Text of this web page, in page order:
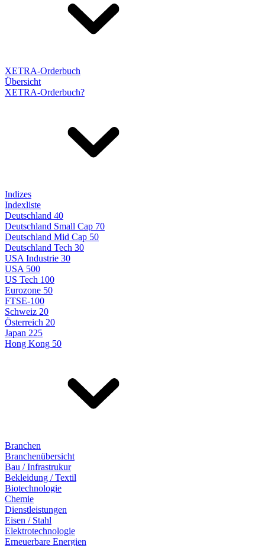
XETRA-Orderbuch
Übersicht
XETRA-Orderbuch?
Indizes
Indexliste
Deutschland 40
Deutschland Small Cap 70
Deutschland Mid Cap 50
Deutschland Tech 30
USA Industrie 30
USA 500
US Tech 100
Eurozone 50
FTSE-100
Schweiz 20
Österreich 20
Japan 225
Hong Kong 50
Branchen
Branchenübersicht
Bau / Infrastrukur
Bekleidung / Textil
Biotechnologie
Chemie
Dienstleistungen
Eisen / Stahl
Elektrotechnologie
Erneuerbare Energien